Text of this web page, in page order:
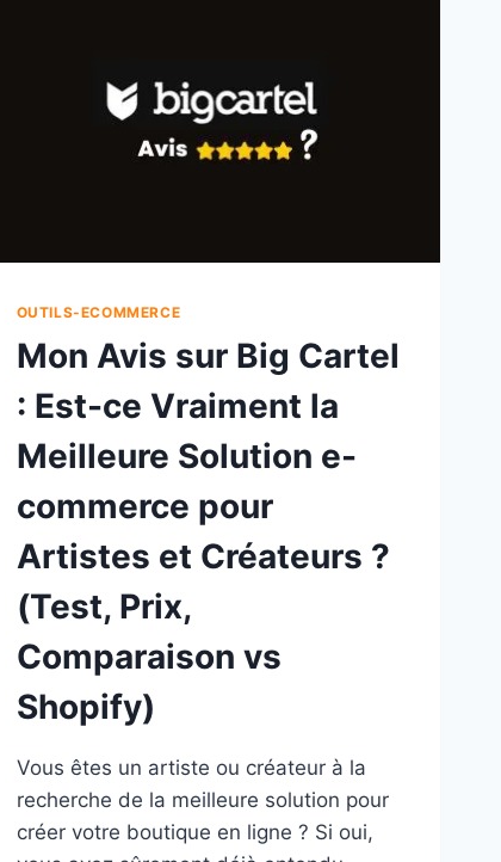
OUTILS-ECOMMERCE
Mon Avis sur Big Cartel
: Est-ce Vraiment la
Meilleure Solution e-
commerce pour
Artistes et Créateurs ?
(Test, Prix,
Comparaison vs
Shopify)
Vous êtes un artiste ou créateur à la
recherche de la meilleure solution pour
créer votre boutique en ligne ? Si oui,